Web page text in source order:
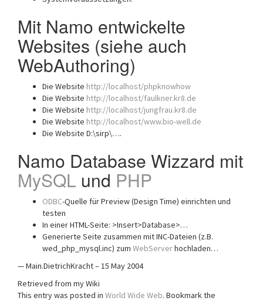
Mit Namo entwickelte
Websites (siehe auch
WebAuthoring)
Die Website http://localhost/phpknowhow
Die Website http://localhost/faulkner.kr8.de
Die Website http://localhost/jungfrau.kr8.de
Die Website http://localhost/www.bio-well.de
Die Website D:\sirp\….
Namo Database Wizzard mit
MySQL und PHP
ODBC-Quelle für Preview (Design Time) einrichten und
testen
In einer HTML-Seite: >Insert>Database>…
Generierte Seite zusammen mit INC-Dateien (z.B.
wed_php_mysql.inc) zum WebServerhochladen…
— Main.DietrichKracht – 15 May 2004
Retrieved from my Wiki
This entry was posted in World Wide Web. Bookmark the